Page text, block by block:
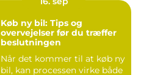
Køb ny bil: Tips og
overvejelser før du træffer
beslutningen
Når det kommer til at køb ny
bil, kan processen virke både